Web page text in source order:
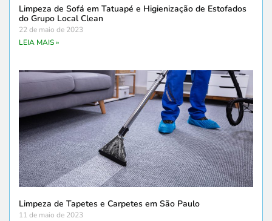
Limpeza de Sofá em Tatuapé e Higienização de Estofados
do Grupo Local Clean
22 de maio de 2023
LEIA MAIS »
Limpeza de Tapetes e Carpetes em São Paulo
11 de maio de 2023